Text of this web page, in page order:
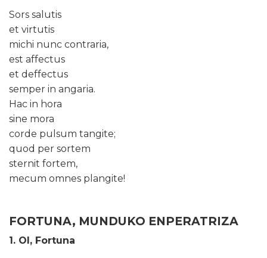
Sors salutis
et virtutis
michi nunc contraria,
est affectus
et deffectus
semper in angaria.
Hac in hora
sine mora
corde pulsum tangite;
quod per sortem
sternit fortem,
mecum omnes plangite!
FORTUNA, MUNDUKO ENPERATRIZA
1. OI, Fortuna